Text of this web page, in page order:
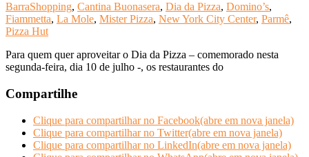
BarraShopping, Cantina Buonasera, Dia da Pizza, Domino’s,
Fiammetta, La Mole, Mister Pizza, New York City Center, Parmê,
Pizza Hut
Para quem quer aproveitar o Dia da Pizza – comemorado nesta
segunda-feira, dia 10 de julho -, os restaurantes do
Compartilhe
Clique para compartilhar no Facebook(abre em nova janela)
Clique para compartilhar no Twitter(abre em nova janela)
Clique para compartilhar no LinkedIn(abre em nova janela)